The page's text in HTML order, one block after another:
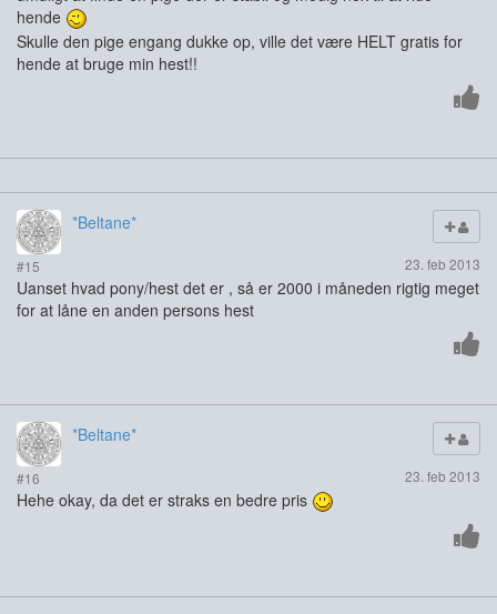
hende
Skulle den pige engang dukke op, ville det være HELT gratis for
hende at bruge min hest!!
*Beltane*
#15 23. feb 2013
Uanset hvad pony/hest det er , så er 2000 i måneden rigtig meget
for at låne en anden persons hest
*Beltane*
#16 23. feb 2013
Hehe okay, da det er straks en bedre pris